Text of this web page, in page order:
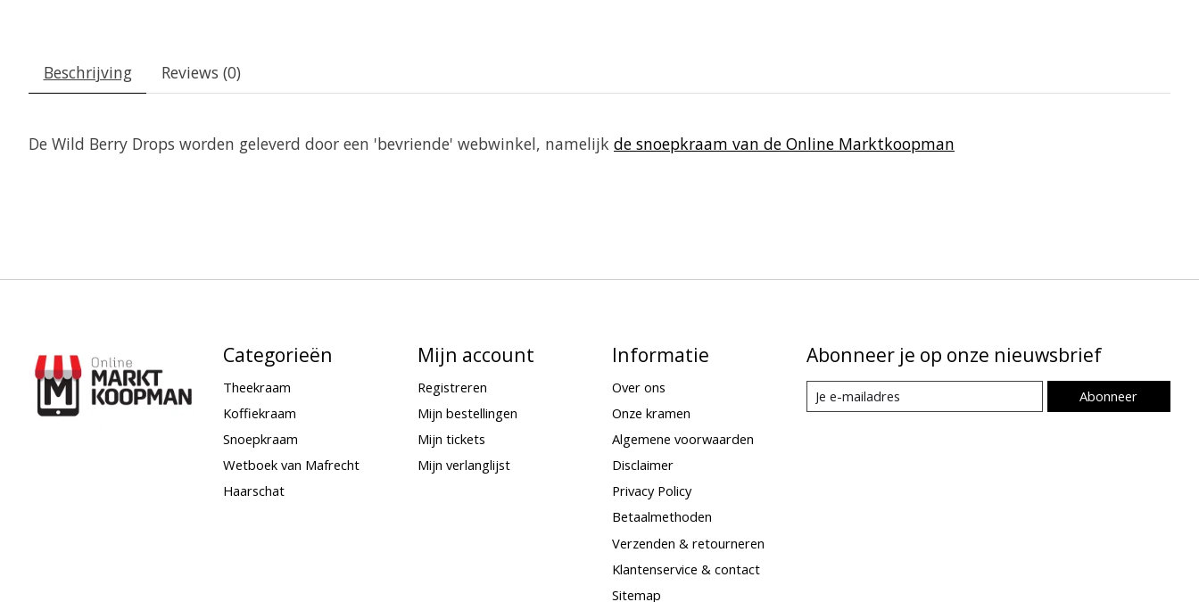
Beschrijving Reviews (0)
De Wild Berry Drops worden geleverd door een 'bevriende' webwinkel, namelijk de snoepkraam van de Online Marktkoopman
Categorieën
Theekraam
Koffiekraam
Snoepkraam
Wetboek van Mafrecht
Haarschat
Mijn account
Registreren
Mijn bestellingen
Mijn tickets
Mijn verlanglijst
Informatie
Over ons
Onze kramen
Algemene voorwaarden
Disclaimer
Privacy Policy
Betaalmethoden
Verzenden & retourneren
Klantenservice & contact
Sitemap
Abonneer je op onze nieuwsbrief
Abonneer